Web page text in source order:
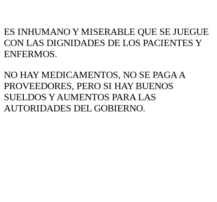
ES INHUMANO Y MISERABLE QUE SE JUEGUE
CON LAS DIGNIDADES DE LOS PACIENTES Y
ENFERMOS.
NO HAY MEDICAMENTOS, NO SE PAGA A
PROVEEDORES, PERO SI HAY BUENOS
SUELDOS Y AUMENTOS PARA LAS
AUTORIDADES DEL GOBIERNO.